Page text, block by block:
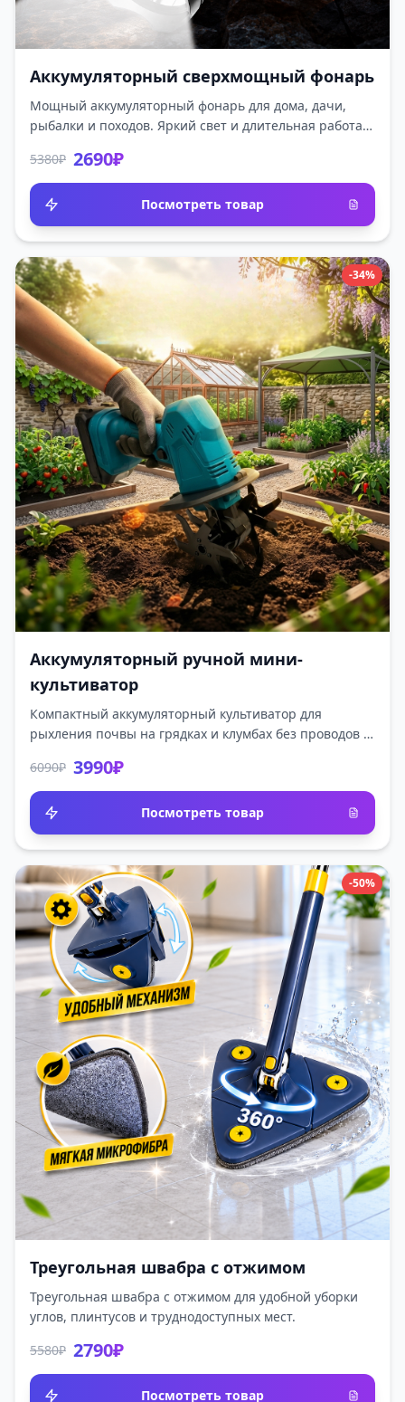
Аккумуляторный сверхмощный фонарь
Мощный аккумуляторный фонарь для дома, дачи,
рыбалки и походов. Яркий свет и длительная работа
5380₽ 2690₽
Посмотреть товар
-34%
Аккумуляторный ручной мини-
культиватор
Компактный аккумуляторный культиватор для
рыхления почвы на грядках и клумбах без проводов и
6090₽ 3990₽
Посмотреть товар
-50%
Треугольная швабра с отжимом
Треугольная швабра с отжимом для удобной уборки
углов, плинтусов и труднодоступных мест.
5580₽ 2790₽
Посмотреть товар